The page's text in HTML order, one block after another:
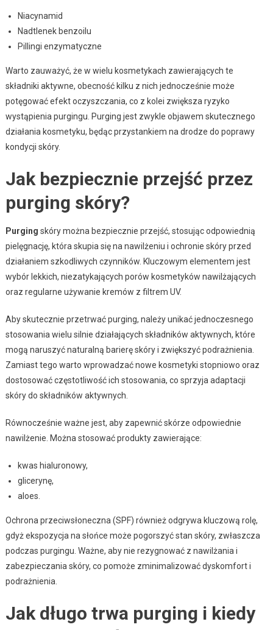
Niacynamid
Nadtlenek benzoilu
Pillingi enzymatyczne
Warto zauważyć, że w wielu kosmetykach zawierających te
składniki aktywne, obecność kilku z nich jednocześnie może
potęgować efekt oczyszczania, co z kolei zwiększa ryzyko
wystąpienia purgingu. Purging jest zwykle objawem skutecznego
działania kosmetyku, będąc przystankiem na drodze do poprawy
kondycji skóry.
Jak bezpiecznie przejść przez
purging skóry?
Purging skóry można bezpiecznie przejść, stosując odpowiednią
pielęgnację, która skupia się na nawilżeniu i ochronie skóry przed
działaniem szkodliwych czynników. Kluczowym elementem jest
wybór lekkich, niezatykających porów kosmetyków nawilżających
oraz regularne używanie kremów z filtrem UV.
Aby skutecznie przetrwać purging, należy unikać jednoczesnego
stosowania wielu silnie działających składników aktywnych, które
mogą naruszyć naturalną barierę skóry i zwiększyć podrażnienia.
Zamiast tego warto wprowadzać nowe kosmetyki stopniowo oraz
dostosować częstotliwość ich stosowania, co sprzyja adaptacji
skóry do składników aktywnych.
Równocześnie ważne jest, aby zapewnić skórze odpowiednie
nawilżenie. Można stosować produkty zawierające:
kwas hialuronowy,
glicerynę,
aloes.
Ochrona przeciwsłoneczna (SPF) również odgrywa kluczową rolę,
gdyż ekspozycja na słońce może pogorszyć stan skóry, zwłaszcza
podczas purgingu. Ważne, aby nie rezygnować z nawilżania i
zabezpieczania skóry, co pomoże zminimalizować dyskomfort i
podrażnienia.
Jak długo trwa purging i kiedy